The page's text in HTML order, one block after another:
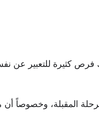
فرص كثيرة للتعبير عن
المقبلة، وخصوصاً أن